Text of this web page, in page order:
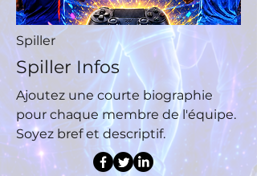
Spiller
Spiller Infos
Ajoutez une courte biographie
pour chaque membre de l'équipe.
Soyez bref et descriptif.